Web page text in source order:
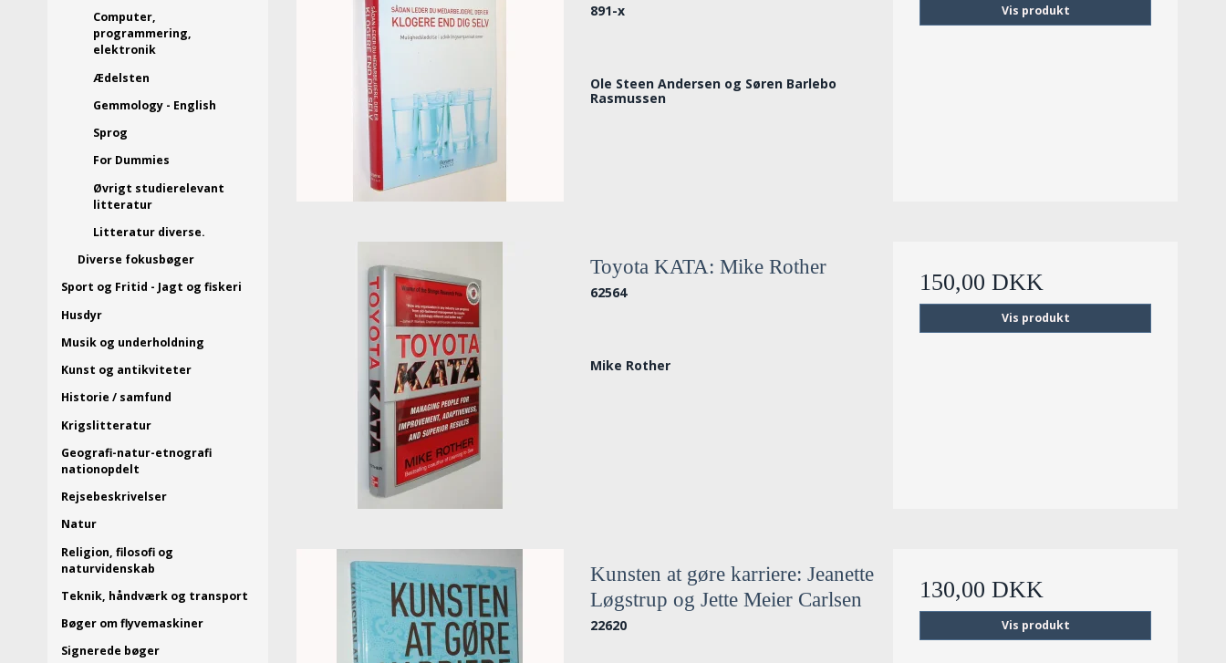
Computer,
programmering,
elektronik
Ædelsten
Gemmology - English
Sprog
For Dummies
Øvrigt studierelevant
litteratur
Litteratur diverse.
Diverse fokusbøger
Sport og Fritid - Jagt og fiskeri
Husdyr
Musik og underholdning
Kunst og antikviteter
Historie / samfund
Krigslitteratur
Geografi-natur-etnografi
nationopdelt
Rejsebeskrivelser
Natur
Religion, filosofi og
naturvidenskab
Teknik, håndværk og transport
Bøger om flyvemaskiner
Signerede bøger
891-x
Ole Steen Andersen og Søren Barlebo
Rasmussen
Vis produkt
Toyota KATA: Mike Rother
62564
Mike Rother
150,00 DKK
Vis produkt
Kunsten at gøre karriere: Jeanette
Løgstrup og Jette Meier Carlsen
22620
130,00 DKK
Vis produkt